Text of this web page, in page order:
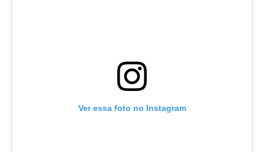
Ver essa foto no Instagram